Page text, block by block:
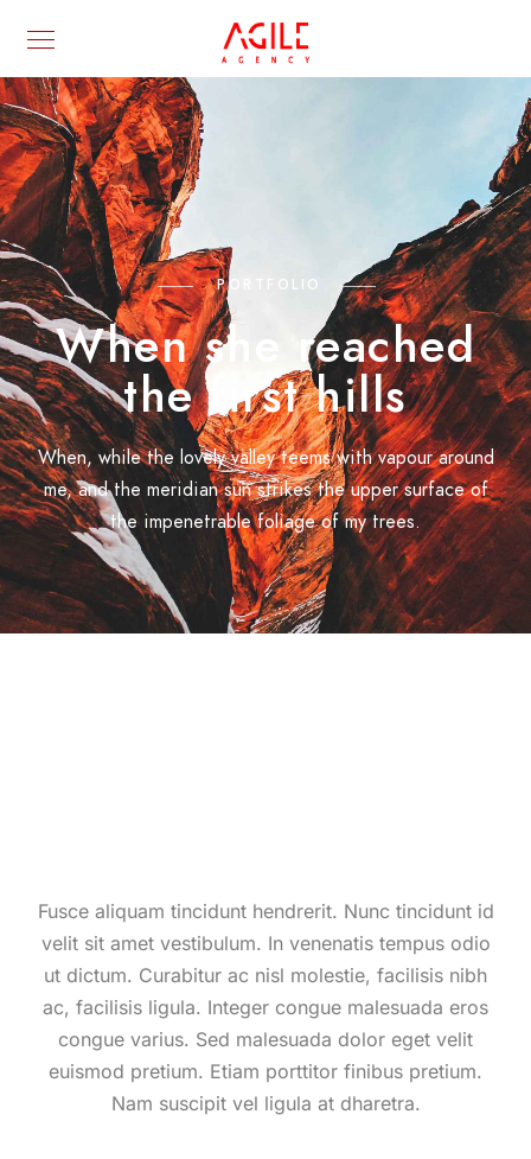
PORTFOLIO
When she reached
the first hills
When, while the lovely valley teems with vapour around
me, and the meridian sun strikes the upper surface of
the impenetrable foliage of my trees.
Fusce aliquam tincidunt hendrerit. Nunc tincidunt id
velit sit amet vestibulum. In venenatis tempus odio
ut dictum. Curabitur ac nisl molestie, facilisis nibh
ac, facilisis ligula. Integer congue malesuada eros
congue varius. Sed malesuada dolor eget velit
euismod pretium. Etiam porttitor finibus pretium.
Nam suscipit vel ligula at dharetra.